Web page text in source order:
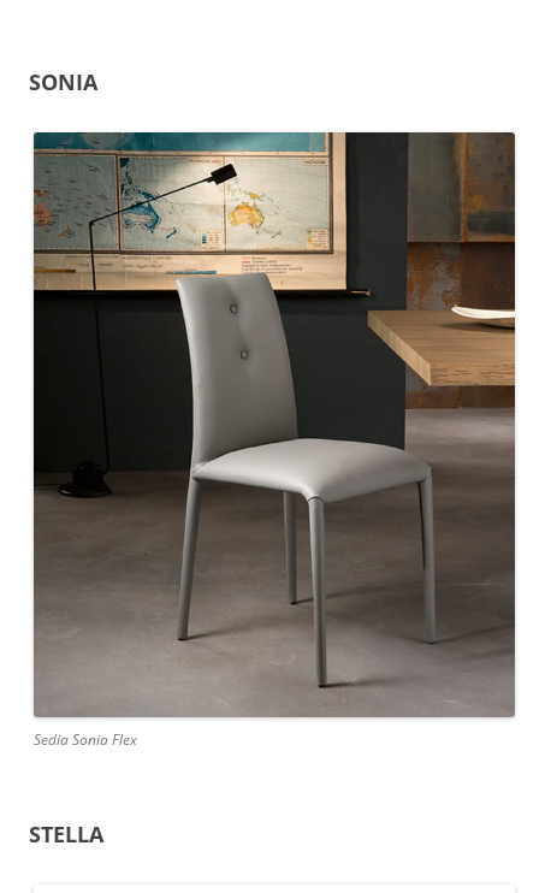
SONIA
Sedia Sonia Flex
STELLA